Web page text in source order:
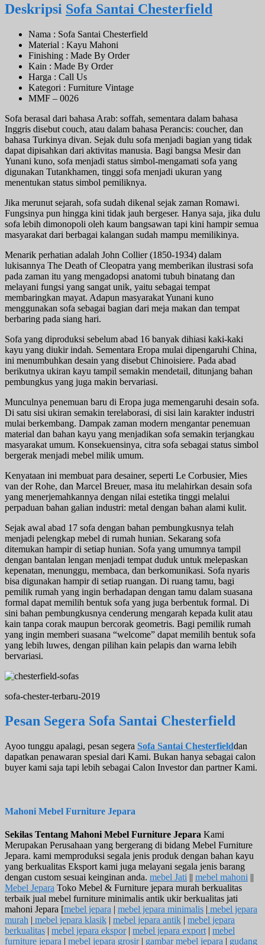
Deskripsi Sofa Santai Chesterfield
Nama : Sofa Santai Chesterfield
Material : Kayu Mahoni
Finishing : Made By Order
Kain : Made By Order
Harga : Call Us
Kategori : Furniture Vintage
MMF – 0026
Sofa berasal dari bahasa Arab: soffah, sementara dalam bahasa
Inggris disebut couch, atau dalam bahasa Perancis: coucher, dan
bahasa Turkinya divan. Sejak dulu sofa menjadi bagian yang tidak
dapat dipisahkan dari aktivitas manusia. Bagi bangsa Mesir dan
Yunani kuno, sofa menjadi status simbol-mengamati sofa yang
digunakan Tutankhamen, tinggi sofa menjadi ukuran yang
menentukan status simbol pemiliknya.
Jika merunut sejarah, sofa sudah dikenal sejak zaman Romawi.
Fungsinya pun hingga kini tidak jauh bergeser. Hanya saja, jika dulu
sofa lebih dimonopoli oleh kaum bangsawan tapi kini hampir semua
masyarakat dari berbagai kalangan sudah mampu memilikinya.
Menarik perhatian adalah John Collier (1850-1934) dalam
lukisannya The Death of Cleopatra yang memberikan ilustrasi sofa
pada zaman itu yang mengadopsi anatomi tubuh binatang dan
melayani fungsi yang sangat unik, yaitu sebagai tempat
membaringkan mayat. Adapun masyarakat Yunani kuno
menggunakan sofa sebagai bagian dari meja makan dan tempat
berbaring pada siang hari.
Sofa yang diproduksi sebelum abad 16 banyak dihiasi kaki-kaki
kayu yang diukir indah. Sementara Eropa mulai dipengaruhi China,
ini menumbuhkan desain yang disebut Chinoisiere. Pada abad
berikutnya ukiran kayu tampil semakin mendetail, ditunjang bahan
pembungkus yang juga makin bervariasi.
Munculnya penemuan baru di Eropa juga memengaruhi desain sofa.
Di satu sisi ukiran semakin terelaborasi, di sisi lain karakter industri
mulai berkembang. Dampak zaman modern mengantar penemuan
material dan bahan kayu yang menjadikan sofa semakin terjangkau
masyarakat umum. Konsekuensinya, citra sofa sebagai status simbol
bergerak menjadi mebel milik umum.
Kenyataan ini membuat para desainer, seperti Le Corbusier, Mies
van der Rohe, dan Marcel Breuer, masa itu melahirkan desain sofa
yang menerjemahkannya dengan nilai estetika tinggi melalui
perpaduan bahan galian industri: metal dengan bahan alami kulit.
Sejak awal abad 17 sofa dengan bahan pembungkusnya telah
menjadi pelengkap mebel di rumah hunian. Sekarang sofa
ditemukan hampir di setiap hunian. Sofa yang umumnya tampil
dengan bantalan lengan menjadi tempat duduk untuk melepaskan
kepenatan, menunggu, membaca, dan berkomunikasi. Sofa nyaris
bisa digunakan hampir di setiap ruangan. Di ruang tamu, bagi
pemilik rumah yang ingin berhadapan dengan tamu dalam suasana
formal dapat memilih bentuk sofa yang juga berbentuk formal. Di
sini bahan pembungkusnya cenderung mengarah kepada kulit atau
kain tanpa corak maupun bercorak geometris. Bagi pemilik rumah
yang ingin memberi suasana “welcome” dapat memilih bentuk sofa
yang lebih luwes, dengan pilihan kain pelapis dan warna lebih
bervariasi.
sofa-chester-terbaru-2019
Pesan Segera Sofa Santai Chesterfield
Ayoo tunggu apalagi, pesan segera Sofa Santai Chesterfielddan
dapatkan penawaran spesial dari Kami. Bukan hanya sebagai calon
buyer kami saja tapi lebih sebagai Calon Investor dan partner Kami.
Mahoni Mebel Furniture Jepara
Sekilas Tentang Mahoni Mebel Furniture Jepara Kami
Merupakan Perusahaan yang bergerang di bidang Mebel Furniture
Jepara. kami memproduksi segala jenis produk dengan bahan kayu
yang berkualitas Eksport kami juga melayani segala jenis barang
dengan custom sesuai keinginan anda. mebel Jati || mebel mahoni ||
Mebel Jepara Toko Mebel & Furniture jepara murah berkualitas
terbaik jual mebel furniture minimalis antik ukir berkualitas jati
mahoni Jepara [mebel jepara | mebel jepara minimalis | mebel jepara
murah | mebel jepara klasik | mebel jepara antik | mebel jepara
berkualitas | mebel jepara ekspor| mebel jepara export | mebel
furniture jepara | mebel jepara grosir| gambar mebel jepara | gudang